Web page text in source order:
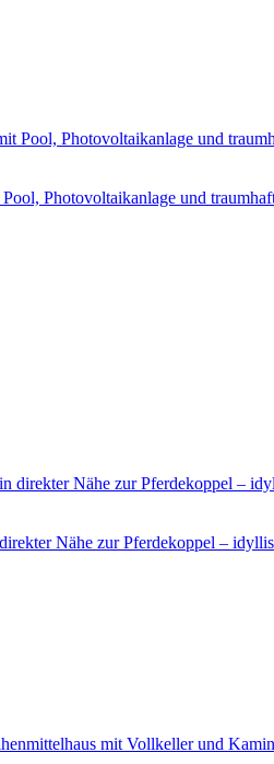
Photovoltaikanlage und
Nähe zur Pferdekoppel –